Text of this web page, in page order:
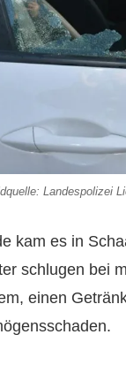
Landespolizei
kam es in
schlugen bei
einen